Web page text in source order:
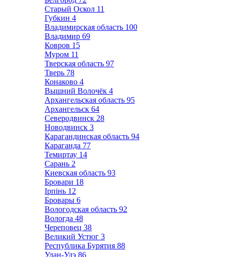
Старый Оскол 11
Губкин 4
Владимирская область 100
Владимир 69
Ковров 15
Муром 11
Тверская область 97
Тверь 78
Конаково 4
Вышний Волочёк 4
Архангельская область 95
Архангельск 64
Северодвинск 28
Новодвинск 3
Карагандинская область 94
Караганда 77
Темиртау 14
Сарань 2
Киевская область 93
Бровари 18
Ірпінь 12
Бровары 6
Вологодская область 92
Вологда 48
Череповец 38
Великий Устюг 3
Республика Бурятия 88
Улан-Удэ 86